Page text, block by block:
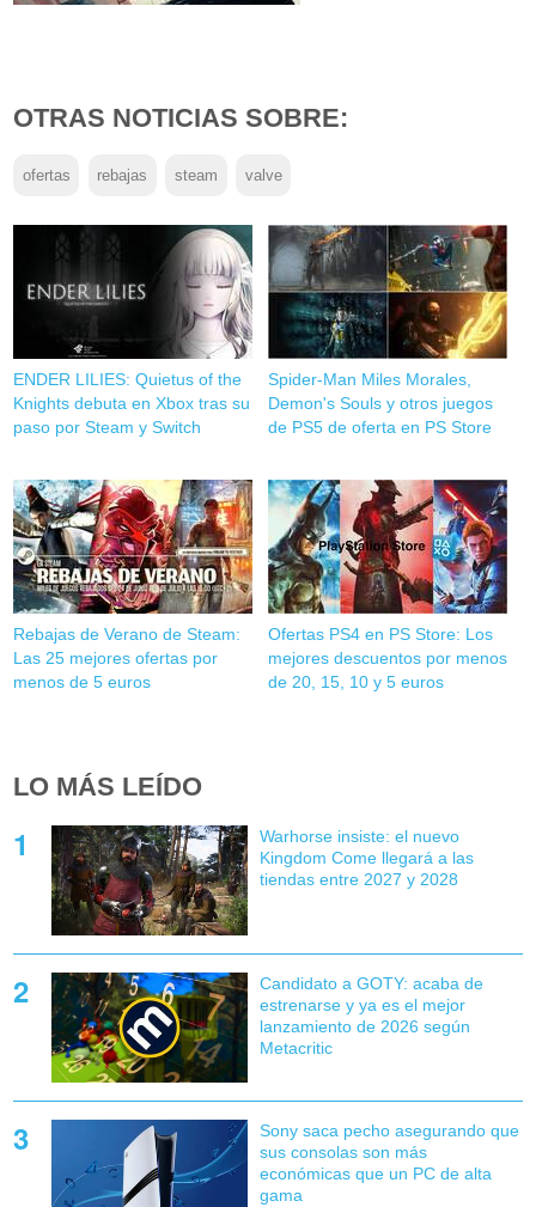
OTRAS NOTICIAS SOBRE:
ofertas rebajas steam valve
ENDER LILIES: Quietus of the
Knights debuta en Xbox tras su
paso por Steam y Switch
Spider-Man Miles Morales,
Demon's Souls y otros juegos
de PS5 de oferta en PS Store
Rebajas de Verano de Steam:
Las 25 mejores ofertas por
menos de 5 euros
Ofertas PS4 en PS Store: Los
mejores descuentos por menos
de 20, 15, 10 y 5 euros
LO MÁS LEÍDO
Warhorse insiste: el nuevo
Kingdom Come llegará a las
tiendas entre 2027 y 2028
Candidato a GOTY: acaba de
estrenarse y ya es el mejor
lanzamiento de 2026 según
Metacritic
Sony saca pecho asegurando que
sus consolas son más
económicas que un PC de alta
gama